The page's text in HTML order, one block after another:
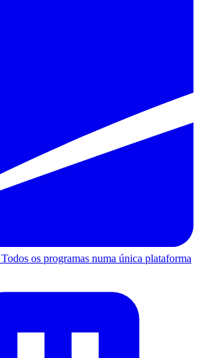
Todos os programas numa única plataforma